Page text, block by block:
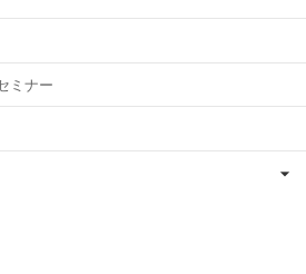
ミナー